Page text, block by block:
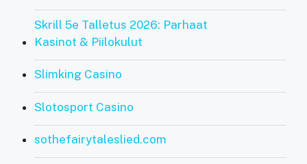
Skrill 5e Talletus 2026: Parhaat
Kasinot & Piilokulut
Slimking Casino
Slotosport Casino
sothefairytaleslied.com